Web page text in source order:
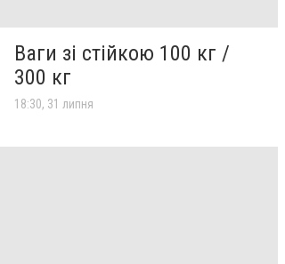
Ваги зі стійкою 100 кг /
300 кг
18:30, 31 липня